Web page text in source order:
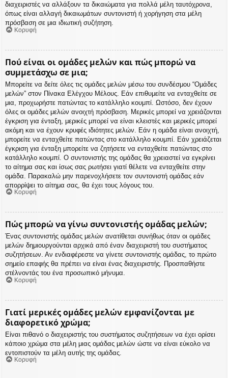
διαχειριστές να αλλάξουν τα δικαιώματα για πολλά μέλη ταυτόχρονα,
όπως είναι αλλαγή δικαιωμάτων συντονιστή ή χορήγηση στα μέλη
πρόσβαση σε μια ιδιωτική συζήτηση.
Κορυφή
Πού είναι οι ομάδες μελών και πώς μπορώ να
συμμετάσχω σε μια;
Μπορείτε να δείτε όλες τις ομάδες μελών μέσω του συνδέσμου “Ομάδες
μελών” στον Πίνακα Ελέγχου Μέλους. Εάν επιθυμείτε να ενταχθείτε σε
μια, προχωρήστε πατώντας το κατάλληλο κουμπί. Ωστόσο, δεν έχουν
όλες οι ομάδες μελών ανοιχτή πρόσβαση. Μερικές μπορεί να χρειάζονται
έγκριση για ένταξη, μερικές μπορεί να είναι κλειστές και μερικές μπορεί
ακόμη και να έχουν κρυφές ιδιότητες μελών. Εάν η ομάδα είναι ανοιχτή,
μπορείτε να ενταχθείτε πατώντας στο κατάλληλο κουμπί. Εάν χρειάζεται
έγκριση για ένταξη μπορείτε να ζητήσετε να ενταχθείτε πατώντας στο
κατάλληλο κουμπί. Ο συντονιστής της ομάδας θα χρειαστεί να εγκρίνει
το αίτημα σας και ίσως σας ρωτήσει γιατί θέλετε να ενταχθείτε στην
ομάδα. Παρακαλώ μην παρενοχλήσετε τον συντονιστή ομάδας εάν
απορρίψει το αίτημα σας, θα έχει τους λόγους του.
Κορυφή
Πώς μπορώ να γίνω συντονιστής ομάδας μελών;
Ένας συντονιστής ομάδας μελών ανατίθεται συνήθως όταν οι ομάδες
μελών δημιουργούνται αρχικά από έναν διαχειριστή του συστήματος
συζητήσεων. Αν ενδιαφέρεστε να γίνετε συντονιστής ομάδας, το πρώτο
σημείο επαφής θα πρέπει να είναι ένας διαχειριστής. Προσπαθήστε
στέλνοντάς του ένα προσωπικό μήνυμα.
Κορυφή
Γιατί μερικές ομάδες μελών εμφανίζονται με
διαφορετικό χρώμα;
Είναι πιθανό ο διαχειριστής του συστήματος συζητήσεων να έχει ορίσει
κάποιο χρώμα στα μέλη μιας ομάδας μελών ώστε να είναι εύκολο να
εντοπιστούν τα μέλη αυτής της ομάδας.
Κορυφή